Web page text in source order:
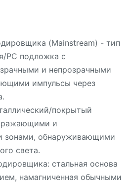
(Mainstream) - тип
PC подложка с
и непрозрачными
импульсы через
покрытый
и
зонами, обнаруживающими
света.
стальная основа
намагниченная обычными